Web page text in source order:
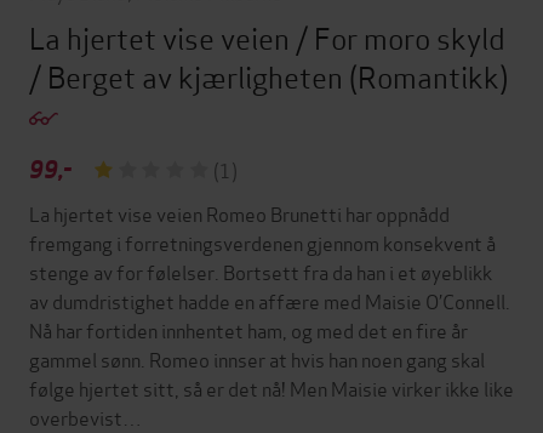
La hjertet vise veien / For moro skyld
/ Berget av kjærligheten (Romantikk)
99,-
(1)
La hjertet vise veien Romeo Brunetti har oppnådd
fremgang i forretningsverdenen gjennom konsekvent å
stenge av for følelser. Bortsett fra da han i et øyeblikk
av dumdristighet hadde en affære med Maisie O’Connell.
Nå har fortiden innhentet ham, og med det en fire år
gammel sønn. Romeo innser at hvis han noen gang skal
følge hjertet sitt, så er det nå! Men Maisie virker ikke like
overbevist…